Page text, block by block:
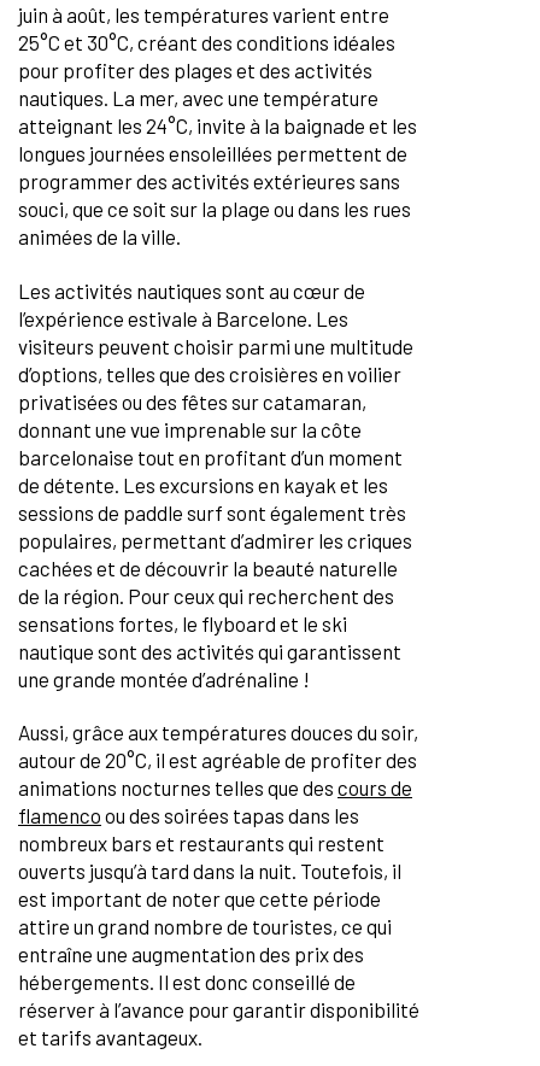
juin à août, les températures varient entre
25°C et 30°C, créant des conditions idéales
pour profiter des plages et des activités
nautiques. La mer, avec une température
atteignant les 24°C, invite à la baignade et les
longues journées ensoleillées permettent de
programmer des activités extérieures sans
souci, que ce soit sur la plage ou dans les rues
animées de la ville.
Les activités nautiques sont au cœur de
l’expérience estivale à Barcelone. Les
visiteurs peuvent choisir parmi une multitude
d’options, telles que des croisières en voilier
privatisées ou des fêtes sur catamaran,
donnant une vue imprenable sur la côte
barcelonaise tout en profitant d’un moment
de détente. Les excursions en kayak et les
sessions de paddle surf sont également très
populaires, permettant d’admirer les criques
cachées et de découvrir la beauté naturelle
de la région. Pour ceux qui recherchent des
sensations fortes, le flyboard et le ski
nautique sont des activités qui garantissent
une grande montée d’adrénaline !
Aussi, grâce aux températures douces du soir,
autour de 20°C, il est agréable de profiter des
animations nocturnes telles que des cours de
flamenco ou des soirées tapas dans les
nombreux bars et restaurants qui restent
ouverts jusqu’à tard dans la nuit. Toutefois, il
est important de noter que cette période
attire un grand nombre de touristes, ce qui
entraîne une augmentation des prix des
hébergements. Il est donc conseillé de
réserver à l’avance pour garantir disponibilité
et tarifs avantageux.